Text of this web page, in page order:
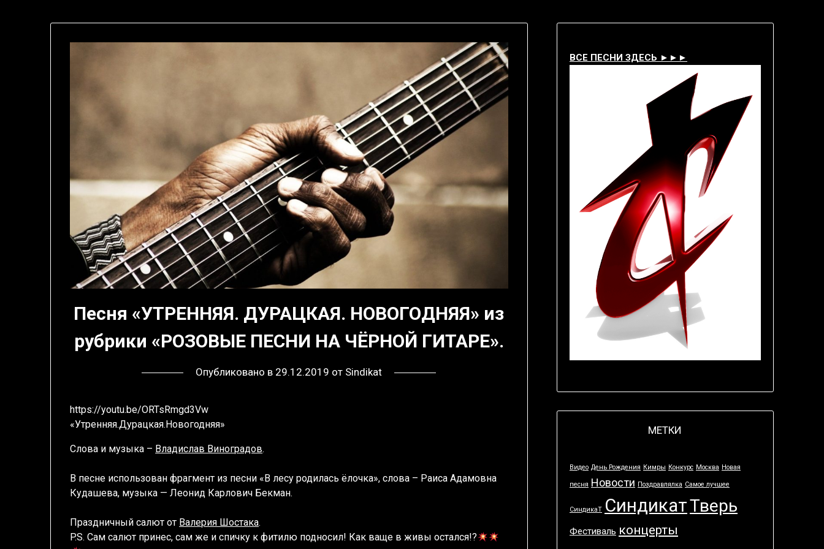
Песня «УТРЕННЯЯ. ДУРАЦКАЯ. НОВОГОДНЯЯ» из
рубрики «РОЗОВЫЕ ПЕСНИ НА ЧЁРНОЙ ГИТАРЕ».
Опубликовано в 29.12.2019 от Sindikat
https://youtu.be/ORTsRmgd3Vw
«Утренняя.Дурацкая.Новогодняя»
Слова и музыка – Владислав Виноградов.
В песне использован фрагмент из песни «В лесу родилась ёлочка», слова – Раиса Адамовна
Кудашева, музыка — Леонид Карлович Бекман.
Праздничный салют от Валерия Шостака.
P.S. Сам салют принес, сам же и спичку к фитилю подносил! Как ваще в живы остался!?
ВСЕ ПЕСНИ ЗДЕСЬ ►►►
МЕТКИ
Видео День Рождения Кимры Конкурс Москва Новая
песня Новости Поздравлялка Самое лучшее
СиндикаТ СиндикатТверь
Фестиваль концерты